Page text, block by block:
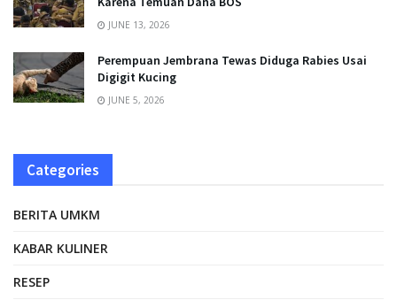
JUNE 13, 2026
Perempuan Jembrana Tewas Diduga Rabies Usai
Digigit Kucing
JUNE 5, 2026
Categories
BERITA UMKM
KABAR KULINER
RESEP